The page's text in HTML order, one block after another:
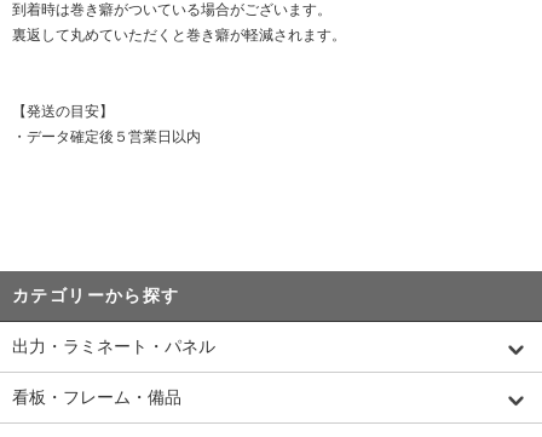
到着時は巻き癖がついている場合がございます。
裏返して丸めていただくと巻き癖が軽減されます。
【発送の目安】
・データ確定後５営業日以内
カテゴリーから探す
出力・ラミネート・パネル
看板・フレーム・備品